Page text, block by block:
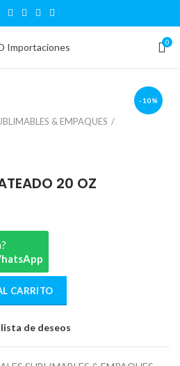
0
-10%
& EMPAQUES
20 OZ
CARRITO
de deseos